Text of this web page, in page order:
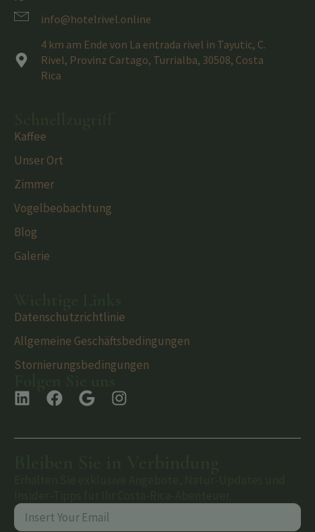
info@hotelrivel.online
4 km am Ende von La entrada rivel in Tayutic, C.
Rivel, Provinz Cartago, Turrialba, 30508, Costa
Rica
Kaffee
Unser Ort
Zimmer
Vogelbeobachtung
Blog
Galerie
Datenschutzrichtlinie
Allgemeine Geschäftsbedingungen
Stornierungsbedingungen